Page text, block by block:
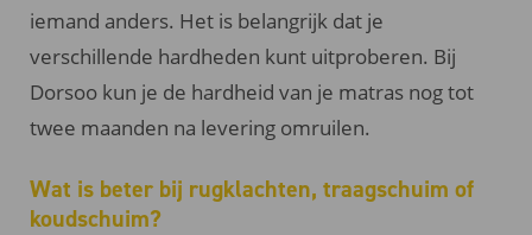
iemand anders. Het is belangrijk dat je
verschillende hardheden kunt uitproberen. Bij
Dorsoo kun je de hardheid van je matras nog tot
twee maanden na levering omruilen.
Wat is beter bij rugklachten, traagschuim of
koudschuim?